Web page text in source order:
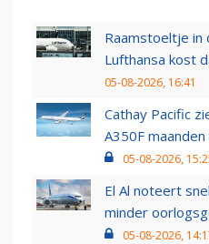
Raamstoeltje in
Lufthansa kost
05-08-2026, 16:41
Cathay Pacific
A350F
05-08-2026,
El Al noteert
minder
05-08-2026,